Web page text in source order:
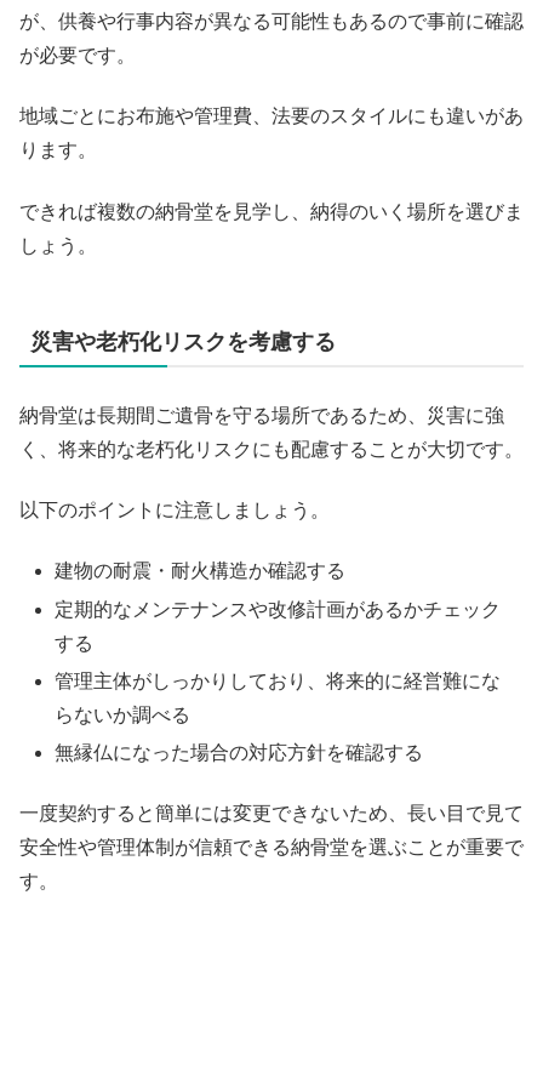
が、供養や行事内容が異なる可能性もあるので事前に確認
が必要です。
地域ごとにお布施や管理費、法要のスタイルにも違いがあ
ります。
できれば複数の納骨堂を見学し、納得のいく場所を選びま
しょう。
災害や老朽化リスクを考慮する
納骨堂は長期間ご遺骨を守る場所であるため、災害に強
く、将来的な老朽化リスクにも配慮することが大切です。
以下のポイントに注意しましょう。
建物の耐震・耐火構造か確認する
定期的なメンテナンスや改修計画があるかチェック
する
管理主体がしっかりしており、将来的に経営難にな
らないか調べる
無縁仏になった場合の対応方針を確認する
一度契約すると簡単には変更できないため、長い目で見て
安全性や管理体制が信頼できる納骨堂を選ぶことが重要で
す。